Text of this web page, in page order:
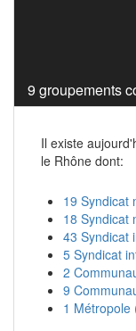
9 groupements
Il existe
le Rhône dont:
19 Syndicat
18 Syndicat
43 Syndicat
5 Syndicat
2
9
1 Métropole